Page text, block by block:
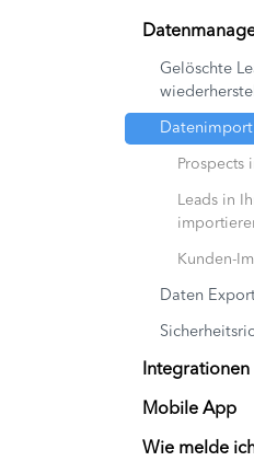
Gelöschte
Datenimport
Prospects
Leads in
Kunden-
Daten
Integrationen
Mobile App
Wie melde